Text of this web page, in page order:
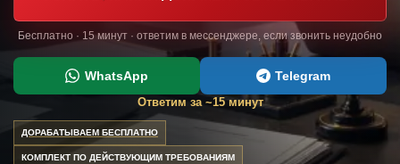
Бесплатно · 15 минут · ответим в мессенджере, если звонить неудобно
WhatsApp Telegram
Ответим за ~15 минут
ДОРАБАТЫВАЕМ БЕСПЛАТНО
КОМПЛЕКТ ПО ДЕЙСТВУЮЩИМ ТРЕБОВАНИЯМ